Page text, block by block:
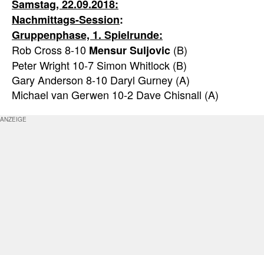
Samstag, 22.09.2018:
Nachmittags-Session:
Gruppenphase, 1. Spielrunde:
Rob Cross 8-10 Mensur Suljovic (B)
Peter Wright 10-7 Simon Whitlock (B)
Gary Anderson 8-10 Daryl Gurney (A)
Michael van Gerwen 10-2 Dave Chisnall (A)